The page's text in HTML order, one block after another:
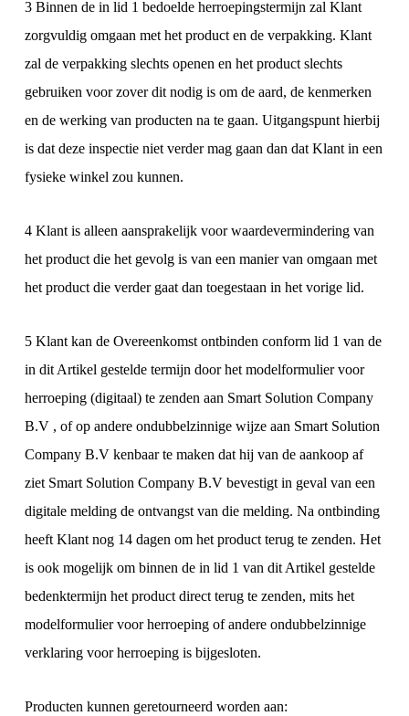
3 Binnen de in lid 1 bedoelde herroepingstermijn zal Klant
zorgvuldig omgaan met het product en de verpakking. Klant
zal de verpakking slechts openen en het product slechts
gebruiken voor zover dit nodig is om de aard, de kenmerken
en de werking van producten na te gaan. Uitgangspunt hierbij
is dat deze inspectie niet verder mag gaan dan dat Klant in een
fysieke winkel zou kunnen.
4 Klant is alleen aansprakelijk voor waardevermindering van
het product die het gevolg is van een manier van omgaan met
het product die verder gaat dan toegestaan in het vorige lid.
5 Klant kan de Overeenkomst ontbinden conform lid 1 van de
in dit Artikel gestelde termijn door het modelformulier voor
herroeping (digitaal) te zenden aan Smart Solution Company
B.V , of op andere ondubbelzinnige wijze aan Smart Solution
Company B.V kenbaar te maken dat hij van de aankoop af
ziet Smart Solution Company B.V bevestigt in geval van een
digitale melding de ontvangst van die melding. Na ontbinding
heeft Klant nog 14 dagen om het product terug te zenden. Het
is ook mogelijk om binnen de in lid 1 van dit Artikel gestelde
bedenktermijn het product direct terug te zenden, mits het
modelformulier voor herroeping of andere ondubbelzinnige
verklaring voor herroeping is bijgesloten.
Producten kunnen geretourneerd worden aan: